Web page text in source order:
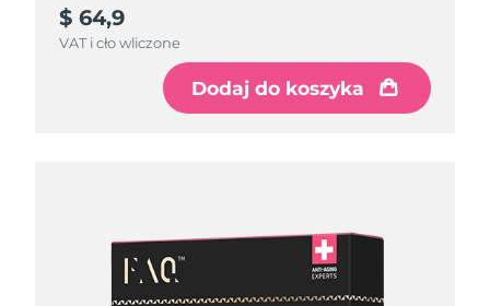
$ 64,9
VAT i cło wliczone
Dodaj do koszyka